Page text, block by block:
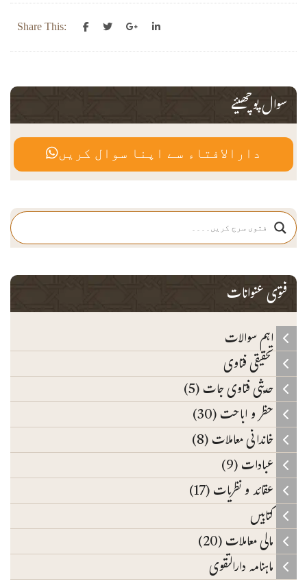
Share This:
سوال پوچھیئے
دارالافتاء سے اپنا سوال کریں
فتوی عنوانات
اہم سوالات
تحقیقی فتاوی
حدیثی فتاوی جات (5)
حظر و اباحت (30)
خاندانی معاملات (8)
عبادات (9)
عقائد و نظریات (17)
کتابیں
مالی معاملات (20)
ماہنامہ دارالتقوی